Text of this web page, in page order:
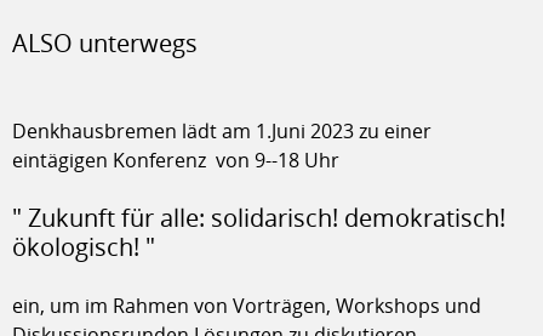
ALSO unterwegs
Denkhausbremen lädt am 1.Juni 2023 zu einer
eintägigen Konferenz von 9--18 Uhr
" Zukunft für alle: solidarisch! demokratisch!
ökologisch! "
ein, um im Rahmen von Vorträgen, Workshops und